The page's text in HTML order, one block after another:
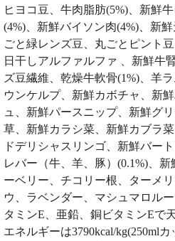
ヒヨコ豆、牛肉脂肪(5%)、新鮮
(4%)、新鮮バイソン肉(4%)、新
ごと緑レンズ豆、丸ごとピント
日干しアルファルファ 、新鮮牛
ズ豆繊維、乾燥牛軟骨(1%)、羊
ウンケルプ、新鮮カボチャ、新
ュ、新鮮パースニップ、新鮮グ
草、新鮮カラシ菜、新鮮カブラ
ドデリシャスリンゴ、新鮮バー
レバー（牛、羊、豚）(0.1%)、
ーベリー、チコリー根、ターメ
ウ、ラベンダー、マシュマロル
タミンE、亜鉛、銅ビタミンEで
エネルギーは3790kcal/kg(250ml